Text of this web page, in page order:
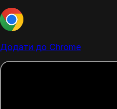
Додати до Chrome